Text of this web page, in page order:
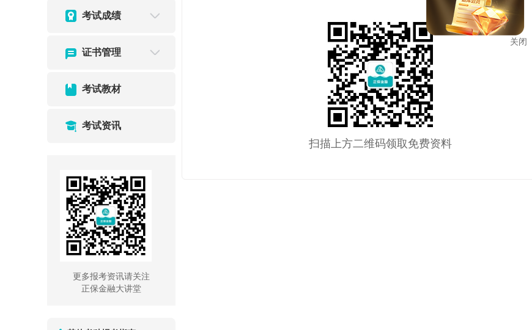
考试成绩
证书管理
考试教材
考试资讯
更多报考资讯请关注
正保金融大讲堂
扫描上方二维码领取免费资料